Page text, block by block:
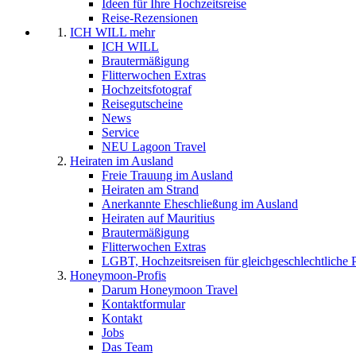
Ideen für Ihre Hochzeitsreise
Reise-Rezensionen
ICH WILL mehr
ICH WILL
Brautermäßigung
Flitterwochen Extras
Hochzeitsfotograf
Reisegutscheine
News
Service
NEU Lagoon Travel
Heiraten im Ausland
Freie Trauung im Ausland
Heiraten am Strand
Anerkannte Eheschließung im Ausland
Heiraten auf Mauritius
Brautermäßigung
Flitterwochen Extras
LGBT, Hochzeitsreisen für gleichgeschlechtliche
Honeymoon-Profis
Darum Honeymoon Travel
Kontaktformular
Kontakt
Jobs
Das Team